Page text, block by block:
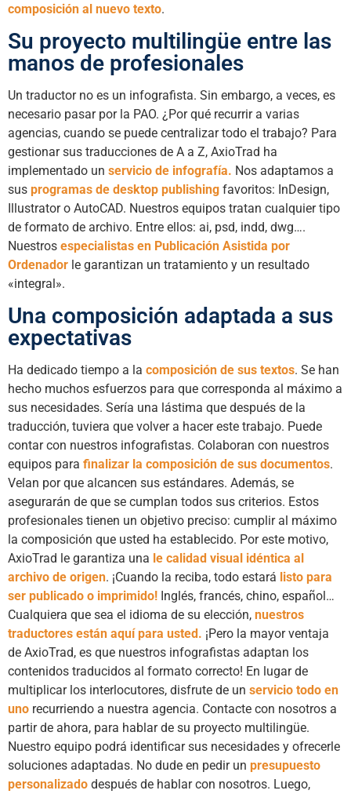
composición al nuevo texto.
Su proyecto multilingüe entre las
manos de profesionales
Un traductor no es un infografista. Sin embargo, a veces, es
necesario pasar por la PAO. ¿Por qué recurrir a varias
agencias, cuando se puede centralizar todo el trabajo? Para
gestionar sus traducciones de A a Z, AxioTrad ha
implementado un servicio de infografía. Nos adaptamos a
sus programas de desktop publishing favoritos: InDesign,
Illustrator o AutoCAD. Nuestros equipos tratan cualquier tipo
de formato de archivo. Entre ellos: ai, psd, indd, dwg….
Nuestros especialistas en Publicación Asistida por
Ordenador le garantizan un tratamiento y un resultado
«integral».
Una composición adaptada a sus
expectativas
Ha dedicado tiempo a la composición de sus textos. Se han
hecho muchos esfuerzos para que corresponda al máximo a
sus necesidades. Sería una lástima que después de la
traducción, tuviera que volver a hacer este trabajo. Puede
contar con nuestros infografistas. Colaboran con nuestros
equipos para finalizar la composición de sus documentos.
Velan por que alcancen sus estándares. Además, se
asegurarán de que se cumplan todos sus criterios. Estos
profesionales tienen un objetivo preciso: cumplir al máximo
la composición que usted ha establecido. Por este motivo,
AxioTrad le garantiza una le calidad visual idéntica al
archivo de origen. ¡Cuando la reciba, todo estará listo para
ser publicado o imprimido! Inglés, francés, chino, español…
Cualquiera que sea el idioma de su elección, nuestros
traductores están aquí para usted. ¡Pero la mayor ventaja
de AxioTrad, es que nuestros infografistas adaptan los
contenidos traducidos al formato correcto! En lugar de
multiplicar los interlocutores, disfrute de un servicio todo en
uno recurriendo a nuestra agencia. Contacte con nosotros a
partir de ahora, para hablar de su proyecto multilingüe.
Nuestro equipo podrá identificar sus necesidades y ofrecerle
soluciones adaptadas. No dude en pedir un presupuesto
personalizado después de hablar con nosotros. Luego,